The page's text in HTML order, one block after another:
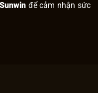
Sunwinđể cảm nhận sức